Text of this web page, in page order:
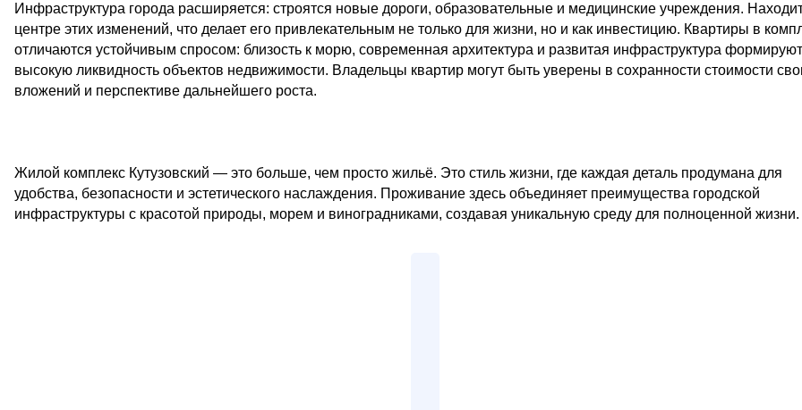
Инфраструктура города расширяется: строятся новые дороги, образовательные и медицинские учреждения.
центре этих изменений, что делает его привлекательным не только для жизни, но и как инвестицию. Квартиры в
отличаются устойчивым спросом: близость к морю, современная архитектура и развитая инфраструктура формируют
высокую ликвидность объектов недвижимости. Владельцы квартир могут быть уверены в сохранности стоимости
вложений и перспективе дальнейшего роста.
Жилой комплекс Кутузовский — это больше, чем просто жильё. Это стиль жизни, где каждая деталь продумана для
удобства, безопасности и эстетического наслаждения. Проживание здесь объединяет преимущества городской
инфраструктуры с красотой природы, морем и виноградниками, создавая уникальную среду для полноценной жизни.